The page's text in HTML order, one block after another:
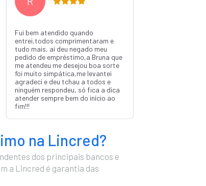
pedro
Obrigado Pedro pela atenção.
na Lincred?
dos principais bancos e
a Lincred é garantia das